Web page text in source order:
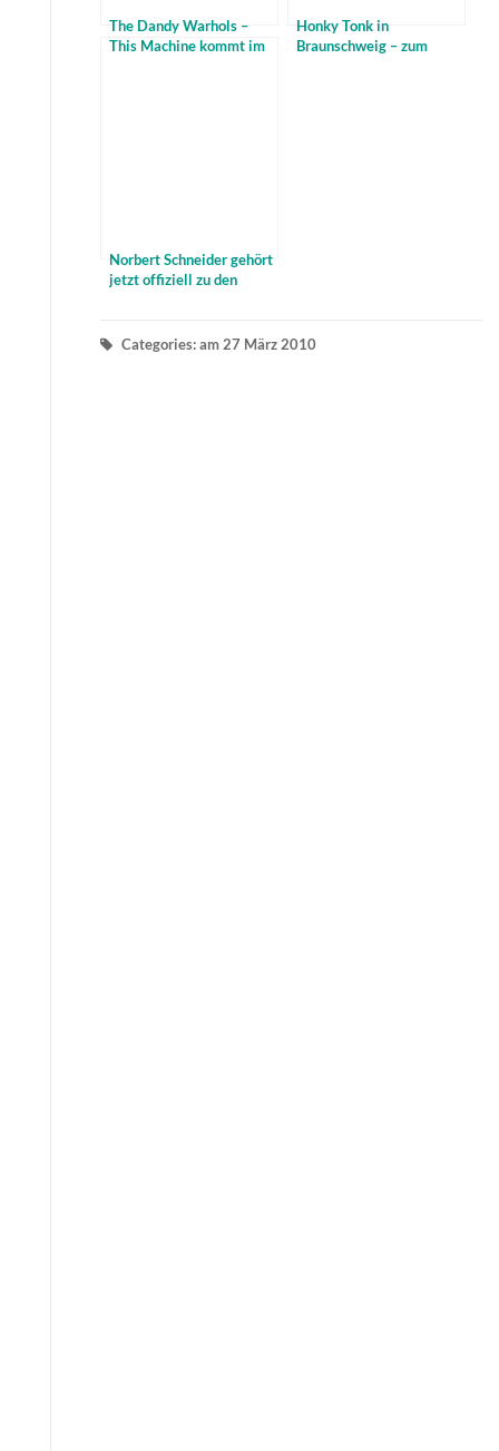
The Dandy Warhols –
This Machine kommt im
Honky Tonk in
Braunschweig – zum
Norbert Schneider gehört
jetzt offiziell zu den
Categories: am 27 März 2010